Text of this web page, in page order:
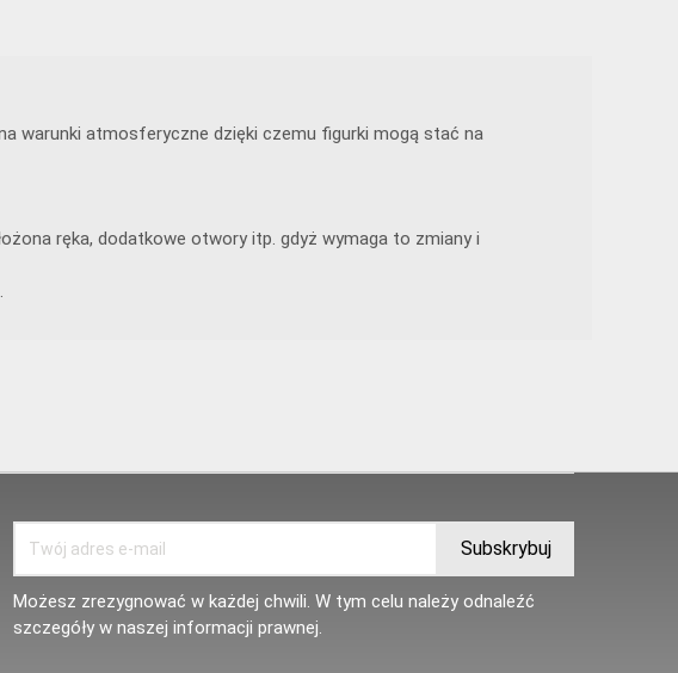
warunki atmosferyczne dzięki czemu figurki mogą stać na
ręka, dodatkowe otwory itp. gdyż wymaga to zmiany i
Możesz zrezygnować w każdej chwili. W tym celu należy odnaleźć
szczegóły w naszej informacji prawnej.